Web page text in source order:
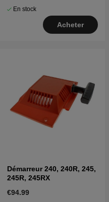
En stock
Acheter
Démarreur 240, 240R, 245,
245R, 245RX
€94.99